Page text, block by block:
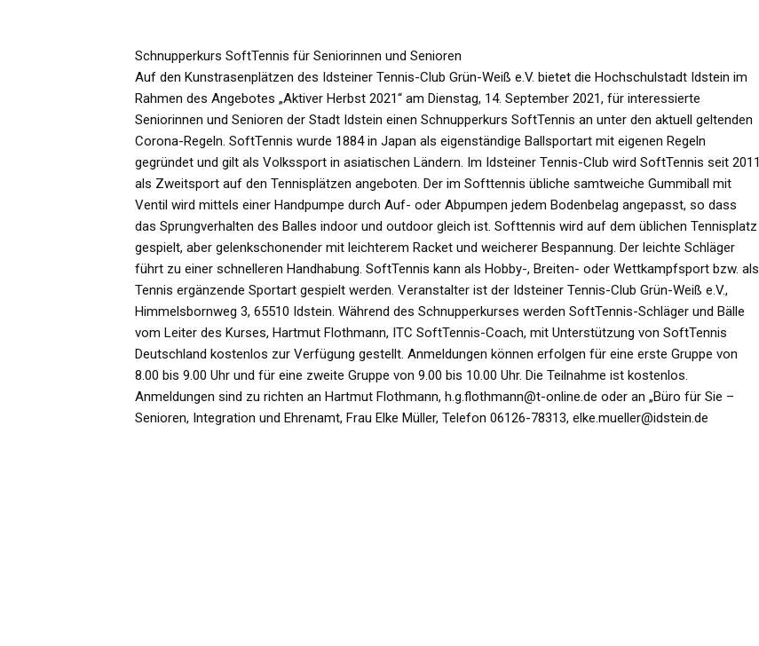
Schnupperkurs SoftTennis für Seniorinnen und Senioren
Auf den Kunstrasenplätzen des Idsteiner Tennis-Club Grün-Weiß e.V. bietet die Hochschulstadt Idstein im
Rahmen des Angebotes „Aktiver Herbst 2021“ am Dienstag, 14. September 2021, für interessierte
Seniorinnen und Senioren der Stadt Idstein einen Schnupperkurs SoftTennis an unter den aktuell geltenden
Corona-Regeln. SoftTennis wurde 1884 in Japan als eigenständige Ballsportart mit eigenen Regeln
gegründet und gilt als Volkssport in asiatischen Ländern. Im Idsteiner Tennis-Club wird SoftTennis seit 2011
als Zweitsport auf den Tennisplätzen angeboten. Der im Softtennis übliche samtweiche Gummiball mit
Ventil wird mittels einer Handpumpe durch Auf- oder Abpumpen jedem Bodenbelag angepasst, so dass
das Sprungverhalten des Balles indoor und outdoor gleich ist. Softtennis wird auf dem üblichen Tennisplatz
gespielt, aber gelenkschonender mit leichterem Racket und weicherer Bespannung. Der leichte Schläger
führt zu einer schnelleren Handhabung. SoftTennis kann als Hobby-, Breiten- oder Wettkampfsport bzw. als
Tennis ergänzende Sportart gespielt werden. Veranstalter ist der Idsteiner Tennis-Club Grün-Weiß e.V.,
Himmelsbornweg 3, 65510 Idstein. Während des Schnupperkurses werden SoftTennis-Schläger und Bälle
vom Leiter des Kurses, Hartmut Flothmann, ITC SoftTennis-Coach, mit Unterstützung von SoftTennis
Deutschland kostenlos zur Verfügung gestellt. Anmeldungen können erfolgen für eine erste Gruppe von
8.00 bis 9.00 Uhr und für eine zweite Gruppe von 9.00 bis 10.00 Uhr. Die Teilnahme ist kostenlos.
Anmeldungen sind zu richten an Hartmut Flothmann, h.g.flothmann@t-online.de oder an „Büro für Sie –
Senioren, Integration und Ehrenamt, Frau Elke Müller, Telefon 06126-78313, elke.mueller@idstein.de